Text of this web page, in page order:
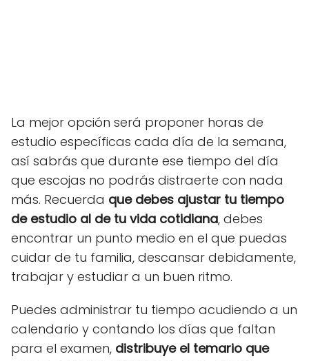
La mejor opción será proponer horas de
estudio específicas cada día de la semana,
así sabrás que durante ese tiempo del día
que escojas no podrás distraerte con nada
más. Recuerda que debes ajustar tu tiempo
de estudio al de tu vida cotidiana, debes
encontrar un punto medio en el que puedas
cuidar de tu familia, descansar debidamente,
trabajar y estudiar a un buen ritmo.
Puedes administrar tu tiempo acudiendo a un
calendario y contando los días que faltan
para el examen, distribuye el temario que